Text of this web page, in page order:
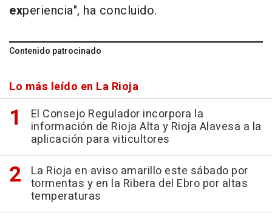
experiencia", ha concluido.
Contenido patrocinado
Lo más leído en La Rioja
El Consejo Regulador incorpora la
información de Rioja Alta y Rioja Alavesa a la
aplicación para viticultores
La Rioja en aviso amarillo este sábado por
tormentas y en la Ribera del Ebro por altas
temperaturas